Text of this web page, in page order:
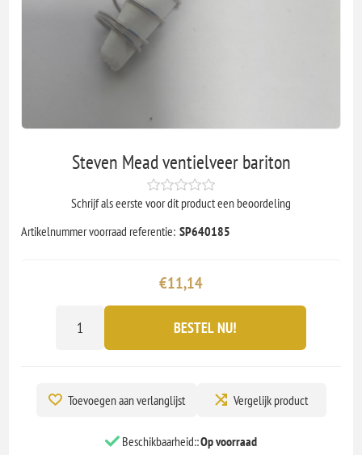
Steven Mead ventielveer bariton
Schrijf als eerste voor dit product een beoordeling
Artikelnummer voorraad referentie: SP640185
€11,14
BESTEL NU!
Toevoegen aan verlanglijst Vergelijk product
Beschikbaarheid::Op voorraad